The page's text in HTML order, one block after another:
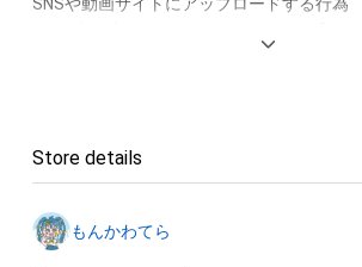
SNSや動画サイトにアップロードする行為
・アイテムの画像を使用してメッセージカ
する
など）を作成する
Store details
もんかわてら